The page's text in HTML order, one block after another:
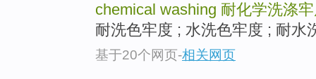
chemical washing 耐化学洗涤
耐洗色牢度 ; 水洗色牢度 ; 耐水
基于20个网页-相关网页